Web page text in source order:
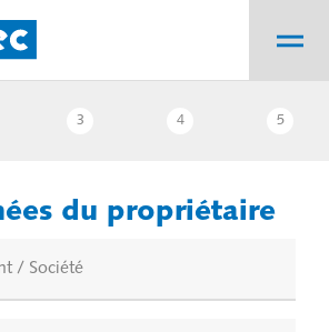
3 4 5
du propriétaire
/ Société